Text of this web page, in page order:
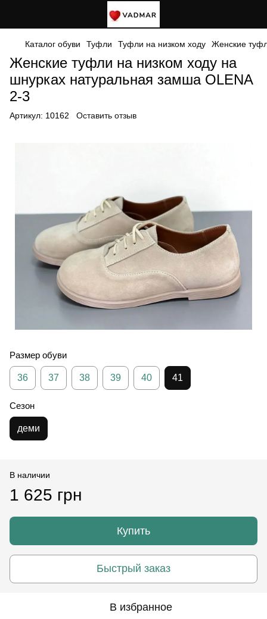
Каталог обуви Туфли Туфли на низком ходу Женские
Женские туфли на низком ходу на
шнурках натуральная замша OLENA
2-3
Артикул: 10162 Оставить отзыв
Размер обуви
36 37 38 39 40 41
Сезон
деми
В наличии
1 625 грн
Купить
Быстрый заказ
В избранное